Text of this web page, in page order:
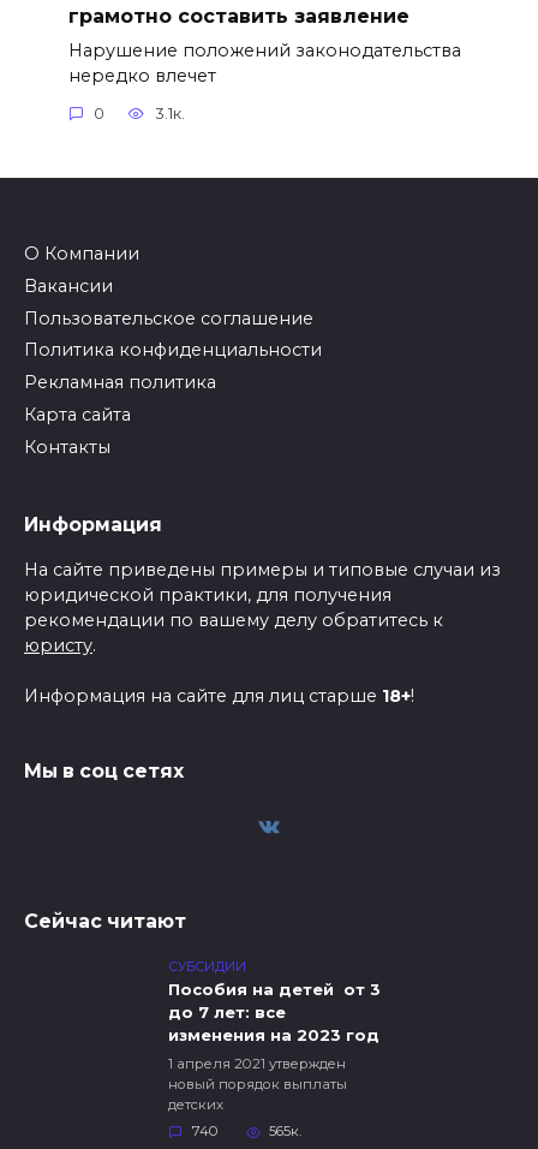
грамотно составить заявление
Нарушение положений законодательства
нередко влечет
0 3.1к.
О Компании
Вакансии
Пользовательское соглашение
Политика конфиденциальности
Рекламная политика
Карта сайта
Контакты
Информация
На сайте приведены примеры и типовые случаи из
юридической практики, для получения
рекомендации по вашему делу обратитесь к
юристу.
Информация на сайте для лиц старше 18+!
Мы в соц сетях
Сейчас читают
СУБСИДИИ
Пособия на детей от 3
до 7 лет: все
изменения на 2023 год
1 апреля 2021 утвержден
новый порядок выплаты
детских
740
565к.